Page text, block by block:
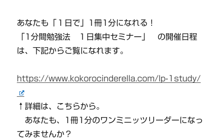
あなたも「１日で」1冊1分になれる！
「1分間勉強法 １日集中セミナー」 の開催日程
は、下記からご覧になれます。
https://www.kokorocinderella.com/lp-1study/
↑詳細は、こちらから。
あなたも、1冊1分のワンミニッツリーダーになっ
てみませんか？